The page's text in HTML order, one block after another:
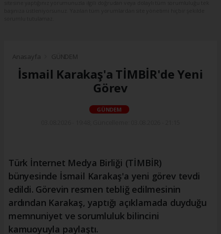
Anasayfa GÜNDEM
İsmail Karakaş'a TİMBİR'de Yeni
Görev
GÜNDEM
Türk İnternet Medya Birliği (TİMBİR)
bünyesinde İsmail Karakaş'a yeni görev tevdi
edildi. Görevin resmen tebliğ edilmesinin
ardından Karakaş, yaptığı açıklamada duyduğu
memnuniyet ve sorumluluk bilincini
kamuoyuyla paylaştı.